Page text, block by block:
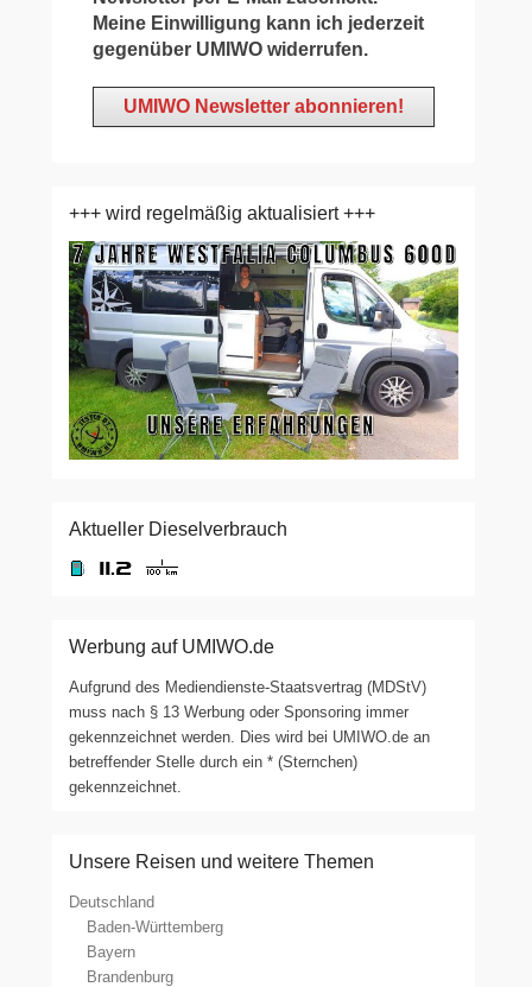
Meine Einwilligung kann ich jederzeit
gegenüber UMIWO widerrufen.
+++ wird regelmäßig aktualisiert +++
Aktueller Dieselverbrauch
Werbung auf UMIWO.de
Aufgrund des Mediendienste-Staatsvertrag (MDStV)
muss nach § 13 Werbung oder Sponsoring immer
gekennzeichnet werden. Dies wird bei UMIWO.de an
betreffender Stelle durch ein * (Sternchen)
gekennzeichnet.
Unsere Reisen und weitere Themen
Deutschland
Baden-Württemberg
Bayern
Brandenburg